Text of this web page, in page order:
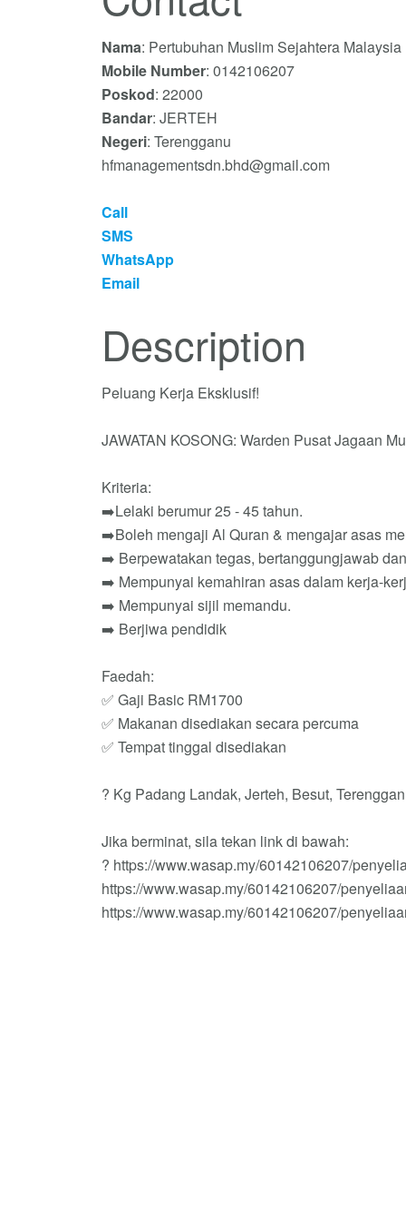
Nama: Pertubuhan Muslim Sejahtera Malaysia
Mobile Number: 0142106207
Poskod: 22000
Bandar: JERTEH
Negeri: Terengganu
hfmanagementsdn.bhd@gmail.com
Call
SMS
WhatsApp
Email
Description
Peluang Kerja Eksklusif!
JAWATAN KOSONG: Warden Pusat Jagaan
Kriteria:
➡️Lelaki berumur 25 - 45 tahun.
➡️Boleh mengaji Al Quran & mengajar asas
➡️ Berpewatakan tegas, bertanggungjawab
➡️ Mempunyai kemahiran asas dalam kerja-
➡️ Mempunyai sijil memandu.
➡️ Berjiwa pendidik
Faedah:
✅ Gaji Basic RM1700
✅ Makanan disediakan secara percuma
✅ Tempat tinggal disediakan
? Kg Padang Landak, Jerteh, Besut,
Jika berminat, sila tekan link di bawah:
? https://www.wasap.my/60142106207/
https://www.wasap.my/60142106207/
https://www.wasap.my/60142106207/